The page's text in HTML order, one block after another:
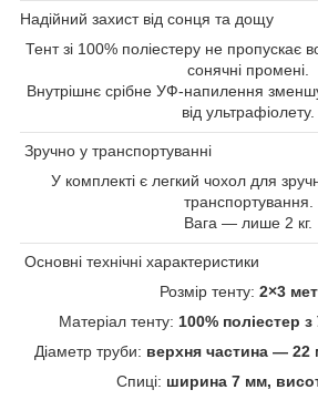
Надійний захист від сонця та дощу
Тент зі 100% поліестеру не пропускає
сонячні промені.
Внутрішнє срібне УФ-напилення
від ультрафіолету.
Зручно у транспортуванні
У комплекті є легкий чохол для
транспортування.
Вага — лише 2 кг.
Основні технічні характеристики
Розмір тенту: 2×3
Матеріал тенту: 100% поліестер
Діаметр труби: верхня частина —
Спиці: ширина 7 мм,